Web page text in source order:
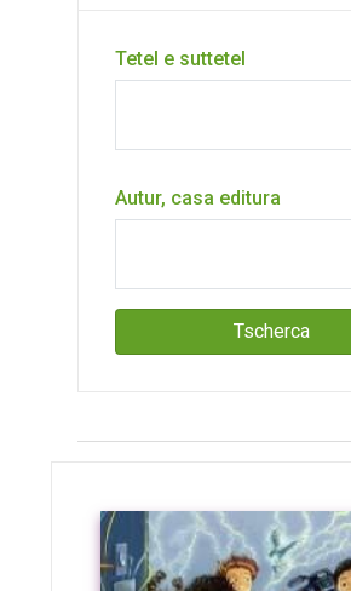
Tetel e suttetel
Autur, casa editura
Tscherca